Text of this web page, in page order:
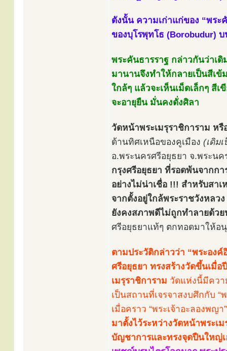
ดังนั้น ความเก่าแก่ของ “พระ
ของบุโรพุทโธ (Borobudur)
พระคันธารราฐ กล่าวกันว่าเ
มานานจึงทำให้กลายเป็นสีเข้
ใกล้ๆ แล้วจะเห็นเม็ดเล็กๆ สี
จะอายุยืน มั่นคงดั่งศิลา
วัดหน้าพระเมรุราชิการาม ห
ด้านทิศเหนือของคูเมือง (เดิม
อ.พระนครศรีอยุธยา จ.พระนค
กรุงศรีอยุธยา ที่รอดพ้นจากก
อย่างไม่น่าเชื่อ !!! สำหรับสา
จากตั้งอยู่ใกล้พระราชวังหล
ยังคงสภาพดีไม่ถูกทำลายด้วย
ศรีอยุธยาแท้ๆ ตกทอดมาให้
ตามประวัติกล่าวว่า “พระอง
ศรีอยุธยา ทรงสร้างวัดขึ้นเมื่
เมรุราชิการาม วัดแห่งนี้มีควา
เป็นสถานที่เจรจาสงบศึกกับ “
เมื่อคราว “พระเจ้าอะลองพ
มาตั้งไว้ระหว่างวัดหน้าพระเ
บัญชาการและทรงจุดปืนใหญ่เ